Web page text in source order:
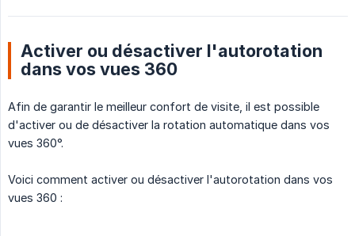
Activer ou désactiver l'autorotation
dans vos vues 360
Afin de garantir le meilleur confort de visite, il est possible
d'activer ou de désactiver la rotation automatique dans vos
vues 360°.
Voici comment activer ou désactiver l'autorotation dans vos
vues 360 :